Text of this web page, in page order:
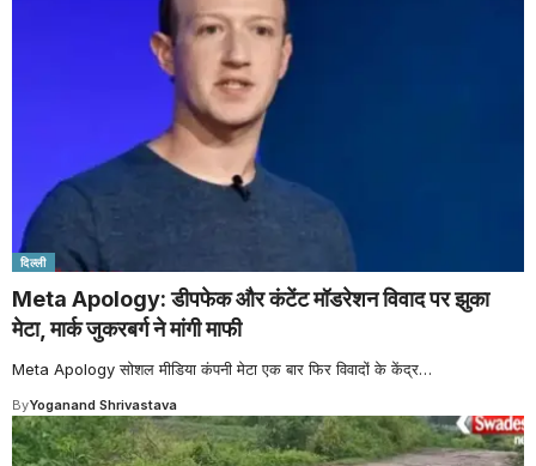
दिल्ली
Meta Apology: डीपफेक और कंटेंट मॉडरेशन विवाद पर झुका
मेटा, मार्क जुकरबर्ग ने मांगी माफी
Meta Apology सोशल मीडिया कंपनी मेटा एक बार फिर विवादों के केंद्र…
ByYoganand Shrivastava